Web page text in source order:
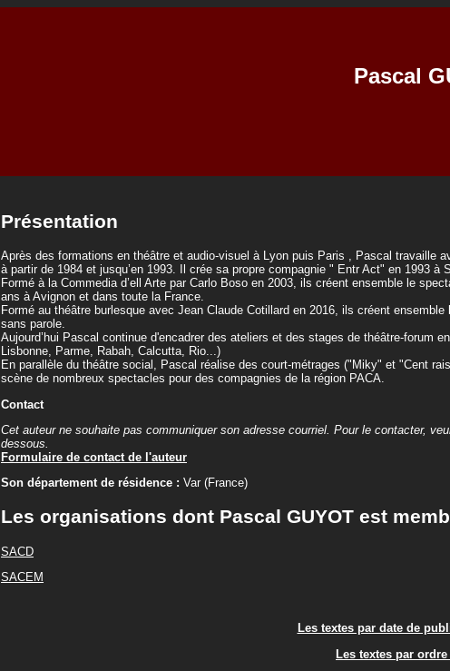
Pascal
Présentation
Après des formations en théâtre et audio-visuel à Lyon puis Paris , Pascal travaille
à partir de 1984 et jusqu’en 1993. Il crée sa propre compagnie " Entr Act" en 1993 à
Formé à la Commedia d’ell Arte par Carlo Boso en 2003, ils créent ensemble le
ans à Avignon et dans toute la France.
Formé au théâtre burlesque avec Jean Claude Cotillard en 2016, ils créent
sans parole.
Aujourd’hui Pascal continue d'encadrer des ateliers et des stages de théâtre-forum
Lisbonne, Parme, Rabah, Calcutta, Rio...)
En parallèle du théâtre social, Pascal réalise des court-métrages ("Miky" et "Cent
scène de nombreux spectacles pour des compagnies de la région PACA.
Contact
Cet auteur ne souhaite pas communiquer son adresse courriel. Pour le contacter,
dessous.
Formulaire de contact de l'auteur
Son département de résidence : Var (France)
Les organisations dont Pascal GUYOT est
SACD
SACEM
Les textes par date de
Les textes par